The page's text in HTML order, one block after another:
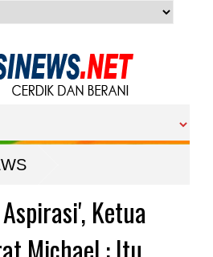
Ketua
Michael : Itu